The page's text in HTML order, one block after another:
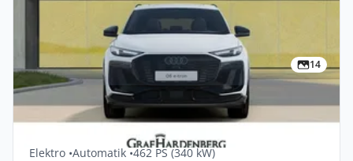
14
Privat & Gewerbe
Audi Q6-e-tron Quattro 5dr
Elektro •Automatik •462 PS (340 kW)